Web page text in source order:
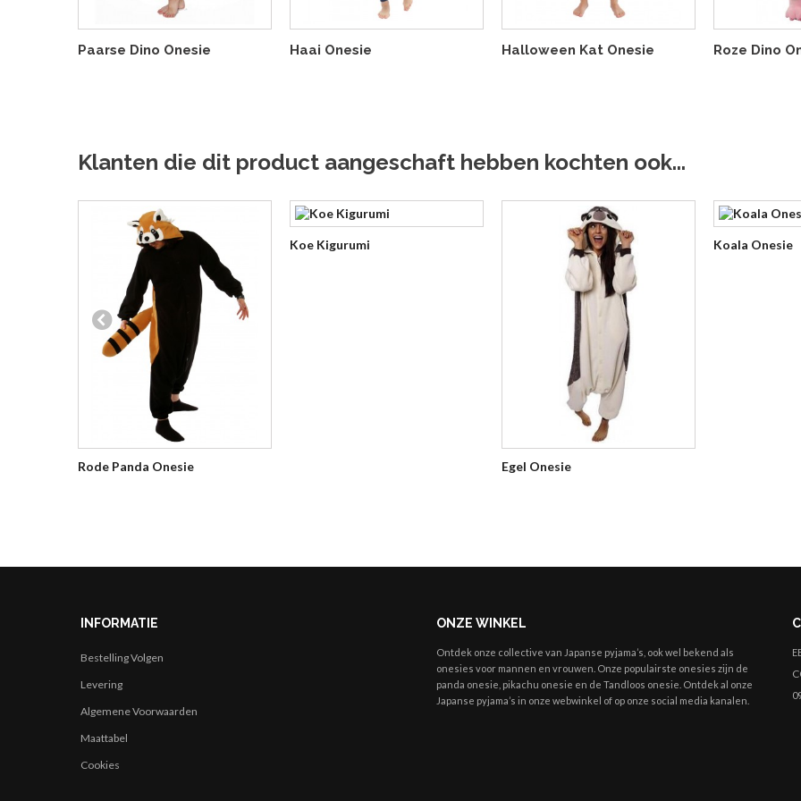
Paarse Dino Onesie Haai Onesie Halloween Kat Onesie Roze Dino
Klanten die dit product aangeschaft hebben kochten ook...
Rode Panda Onesie
Koe Kigurumi
Egel Onesie
Koala Onesie
INFORMATIE
Bestelling Volgen
Levering
Algemene Voorwaarden
Maattabel
Cookies
ONZE WINKEL
Ontdek onze collective van Japanse pyjama’s, ook wel bekend als
onesies voor mannen en vrouwen. Onze populairste onesies zijn de
panda onesie, pikachu onesie en de Tandloos onesie. Ontdek al onze
Japanse pyjama’s in onze webwinkel of op onze social media kanalen.